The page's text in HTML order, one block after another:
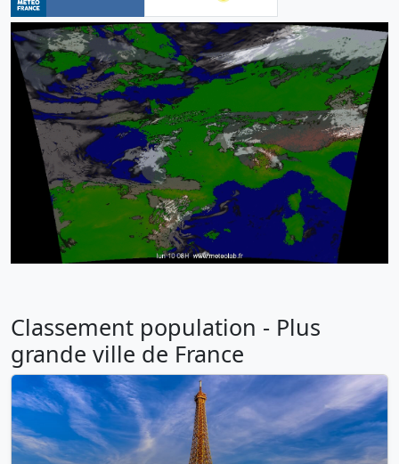
Classement population - Plus
grande ville de France